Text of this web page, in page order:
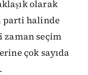
olarak
parti halinde
seçim
çok sayıda